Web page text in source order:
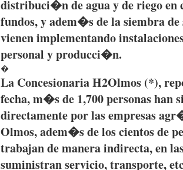
distribuci�ndeaguay deriegoen
fundos, yadem�sde lasiembrade
vienenimplementando
personal yproducci�n.
�
La ConcesionariaH2Olmos (*),
fecha,m�sde 1,700 personashan
directamenteporlasempresas
Olmos,adem�sde loscientosde
trabajandemaneraindirecta, en
suministranservicio,transporte,